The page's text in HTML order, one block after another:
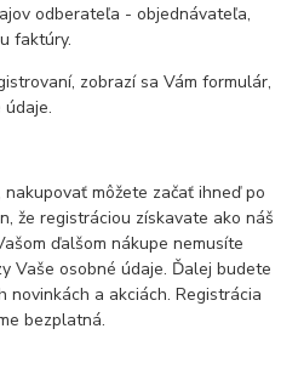
odberateľa - objednávateľa,
faktúry.
zobrazí sa Vám formulár,
môžete začať ihneď po
že registráciou získavate ako náš
ďalšom nákupe nemusíte
Vaše osobné údaje. Ďalej budete
novinkách a akciách. Registrácia
bezplatná.